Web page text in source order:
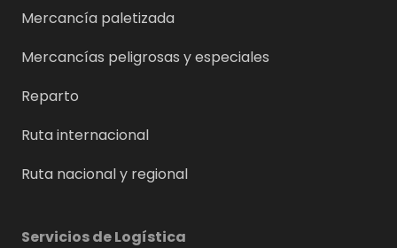
Mercancía paletizada
Mercancías peligrosas y especiales
Reparto
Ruta internacional
Ruta nacional y regional
Servicios de Logística